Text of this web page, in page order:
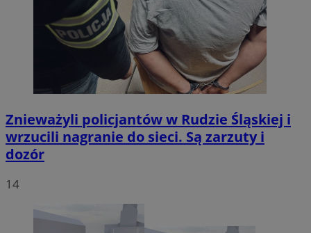
Znieważyli policjantów w Rudzie Śląskiej i
wrzucili nagranie do sieci. Są zarzuty i
dozór
14